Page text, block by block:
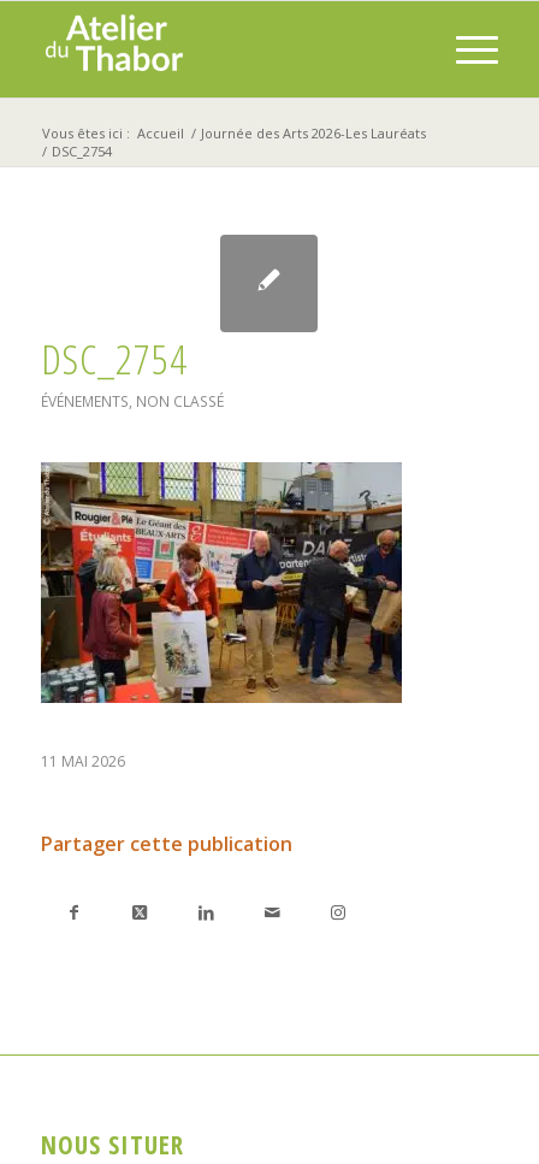
Vous êtes ici : Accueil / Journée des Arts 2026-Les Lauréats
/ DSC_2754
DSC_2754
ÉVÉNEMENTS, NON CLASSÉ
11 MAI 2026
Partager cette publication
NOUS SITUER